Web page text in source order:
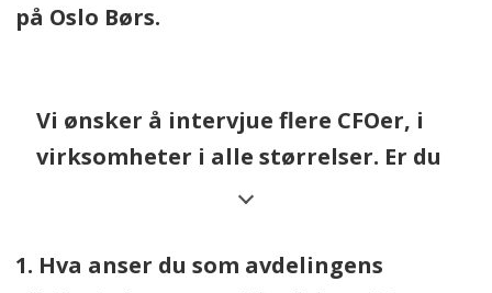
på Oslo Børs.
Vi ønsker å intervjue flere CFOer, i
virksomheter i alle størrelser. Er du
CFO og har lyst å besvare
vil invitere til å delta? Send en e-
1. Hva anser du som avdelingens